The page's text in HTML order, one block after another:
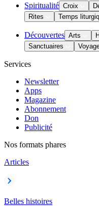
Spiritualité Croix
Rites
Temps
Découvertes Arts
Sanctuaires
Services
Newsletter
Apps
Magazine
Abonnement
Don
Publicité
Nos formats phares
Articles
Belles histoires